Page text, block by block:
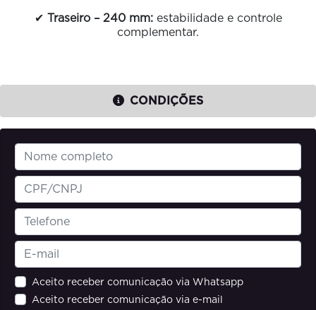
✔ Traseiro – 240 mm:estabilidade e controle
complementar.
CONDIÇÕES
Aceito receber comunicação via Whatsapp
Aceito receber comunicação via e-mail